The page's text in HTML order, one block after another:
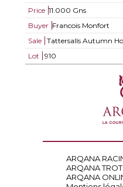
Price 11.000 Gns
Buyer Francois Monfort
Sale
Tattersalls Autumn
Lot
910
ARQANA
ARQANA TROT
ARQANA